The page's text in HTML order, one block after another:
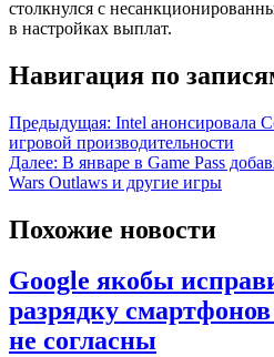
столкнулся с
в настройках выплат.
Навигация по
Предыдущая: Intel анонсировала
игровой производительности
Далее: В январе в Game Pass
Wars Outlaws и другие игры
Похожие новости
Google якобы
разрядку
не согласны